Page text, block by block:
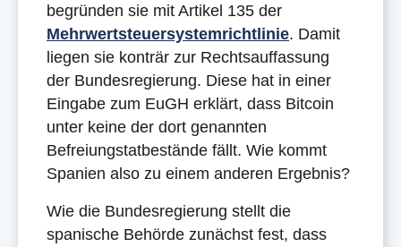
begründen sie mit Artikel 135 der
Mehrwertsteuersystemrichtlinie. Damit
liegen sie konträr zur Rechtsauffassung
der Bundesregierung. Diese hat in einer
Eingabe zum EuGH erklärt, dass Bitcoin
unter keine der dort genannten
Befreiungstatbestände fällt. Wie kommt
Spanien also zu einem anderen Ergebnis?
Wie die Bundesregierung stellt die
spanische Behörde zunächst fest, dass